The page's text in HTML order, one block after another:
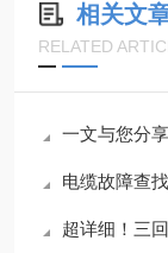
相关文
RELATED
一文与您分享
电缆故障查
超详细！三回